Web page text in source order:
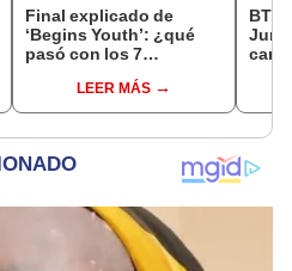
Final explicado de
‘Begins Youth’: ¿qué
pasó con los 7
en el universo de BTS?
LEER MÁS